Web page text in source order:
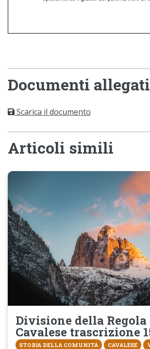
Documenti allegati
Scarica il documento
Articoli simili
Divisione della Regola
Cavalese trascrizione
STORIA DELLA COMUNITÀ CAVALESE